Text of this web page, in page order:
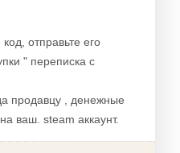
отправьте его
" переписка c
продавцу , денежные
ваш. steam аккаунт.